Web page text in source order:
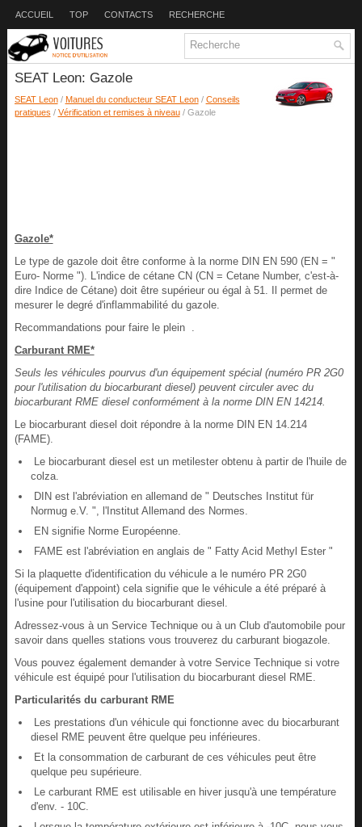
ACCUEIL TOP CONTACTS RECHERCHE
SEAT Leon: Gazole
SEAT Leon/ Manuel du conducteur SEAT Leon/ Conseils
pratiques / Vérification et remises à niveau/ Gazole
Gazole*
Le type de gazole doit être conforme à la norme DIN EN 590 (EN = "
Euro- Norme "). L'indice de cétane CN (CN = Cetane Number, c'est-à-
dire Indice de Cétane) doit être supérieur ou égal à 51. Il permet de
mesurer le degré d'inflammabilité du gazole.
Recommandations pour faire le plein .
Carburant RME*
Seuls les véhicules pourvus d'un équipement spécial (numéro PR 2G0
pour l'utilisation du biocarburant diesel) peuvent circuler avec du
biocarburant RME diesel conformément à la norme DIN EN 14214.
Le biocarburant diesel doit répondre à la norme DIN EN 14.214
(FAME).
Le biocarburant diesel est un metilester obtenu à partir de l'huile de
colza.
DIN est l'abréviation en allemand de " Deutsches Institut für
Normug e.V. ", l'Institut Allemand des Normes.
EN signifie Norme Européenne.
FAME est l'abréviation en anglais de " Fatty Acid Methyl Ester "
Si la plaquette d'identification du véhicule a le numéro PR 2G0
(équipement d'appoint) cela signifie que le véhicule a été préparé à
l'usine pour l'utilisation du biocarburant diesel.
Adressez-vous à un Service Technique ou à un Club d'automobile pour
savoir dans quelles stations vous trouverez du carburant biogazole.
Vous pouvez également demander à votre Service Technique si votre
véhicule est équipé pour l'utilisation du biocarburant diesel RME.
Particularités du carburant RME
Les prestations d'un véhicule qui fonctionne avec du biocarburant
diesel RME peuvent être quelque peu inférieures.
Et la consommation de carburant de ces véhicules peut être
quelque peu supérieure.
Le carburant RME est utilisable en hiver jusqu'à une température
d'env. - 10C.